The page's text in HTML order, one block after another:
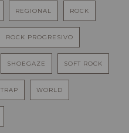
REGIONAL ROCK
ROCK PROGRESIVO
SHOEGAZE SOFT ROCK
TRAP WORLD